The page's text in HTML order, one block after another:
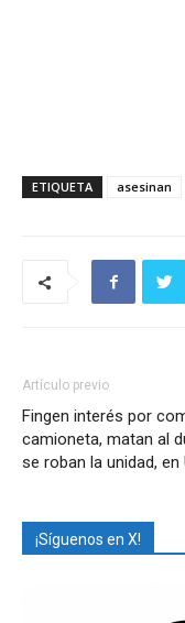
ETIQUETA asesinan
Artículo previo
Fingen interés por
camioneta, matan al
se roban la unidad, en
¡Síguenos en X!